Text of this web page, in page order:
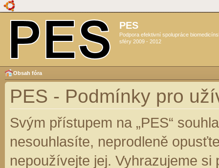
PES
Podpora efektivní spolupráce
sféry 2009 - 2012
Obsah fóra
PES - Podmínky pro
Svým přístupem na „PES“
nesouhlasíte, neprodleně
nepoužívejte jej. Vyhrazujeme